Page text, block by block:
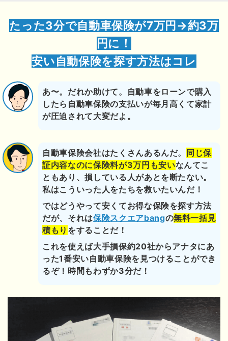
たった3分で自動車保険が7万円→約3万
円に！
安い自動保険を探す方法はコレ
あ〜。だれか助けて。自動車をローンで購入
したら自動車保険の支払いが毎月高くて家計
が圧迫されて大変だよ。
自動車保険会社はたくさんあるんだ。 同じ保
証内容なのに保険料が3万円も安いなんてこ
ともあり、損している人があとを断たない。
私はこういった人をたちを救いたいんだ！
ではどうやって安くてお得な保険を探す方法
だが、それは保険スクエアbangの無料一括見
積もり をすることだ！
これを使えば大手損保約20社からアナタにあ
った1番安い自動車保険を見つけることができ
るぞ！時間もわずか3分だ！